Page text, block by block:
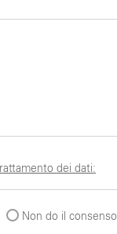
dei dati:
Non do il consenso